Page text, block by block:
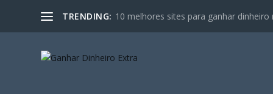
TRENDING: 10 melhores sites para ganhar dinheiro